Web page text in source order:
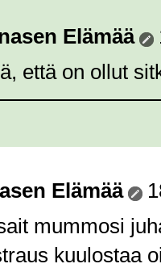
Elämää
että on ollut
Elämää
mummosi
kuulostaa